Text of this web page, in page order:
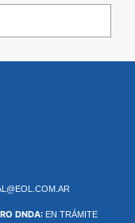
DNDA: EN TRÁMITE